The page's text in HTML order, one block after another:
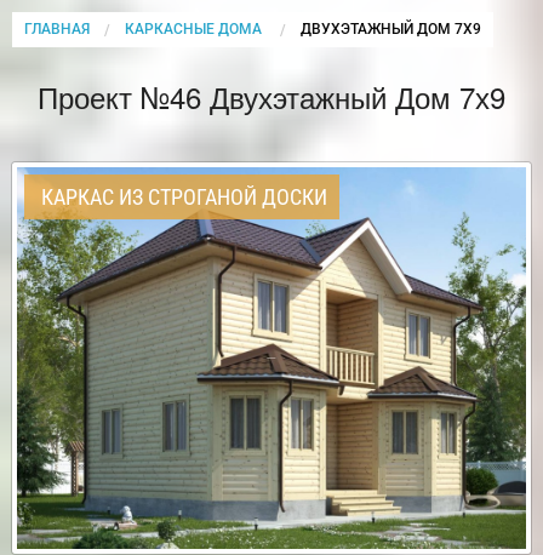
ГЛАВНАЯ КАРКАСНЫЕ ДОМА CURRENT:
ДВУХЭТАЖНЫЙ ДОМ 7Х9
Проект №46 Двухэтажный Дом 7х9
КАРКАС ИЗ СТРОГАНОЙ ДОСКИ